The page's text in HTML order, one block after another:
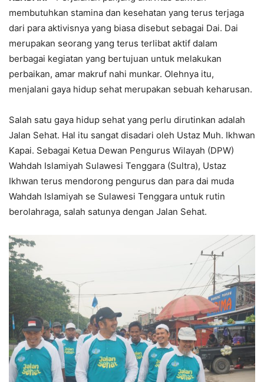
membutuhkan stamina dan kesehatan yang terus terjaga
dari para aktivisnya yang biasa disebut sebagai Dai. Dai
merupakan seorang yang terus terlibat aktif dalam
berbagai kegiatan yang bertujuan untuk melakukan
perbaikan, amar makruf nahi munkar. Olehnya itu,
menjalani gaya hidup sehat merupakan sebuah keharusan.
Salah satu gaya hidup sehat yang perlu dirutinkan adalah
Jalan Sehat. Hal itu sangat disadari oleh Ustaz Muh. Ikhwan
Kapai. Sebagai Ketua Dewan Pengurus Wilayah (DPW)
Wahdah Islamiyah Sulawesi Tenggara (Sultra), Ustaz
Ikhwan terus mendorong pengurus dan para dai muda
Wahdah Islamiyah se Sulawesi Tenggara untuk rutin
berolahraga, salah satunya dengan Jalan Sehat.